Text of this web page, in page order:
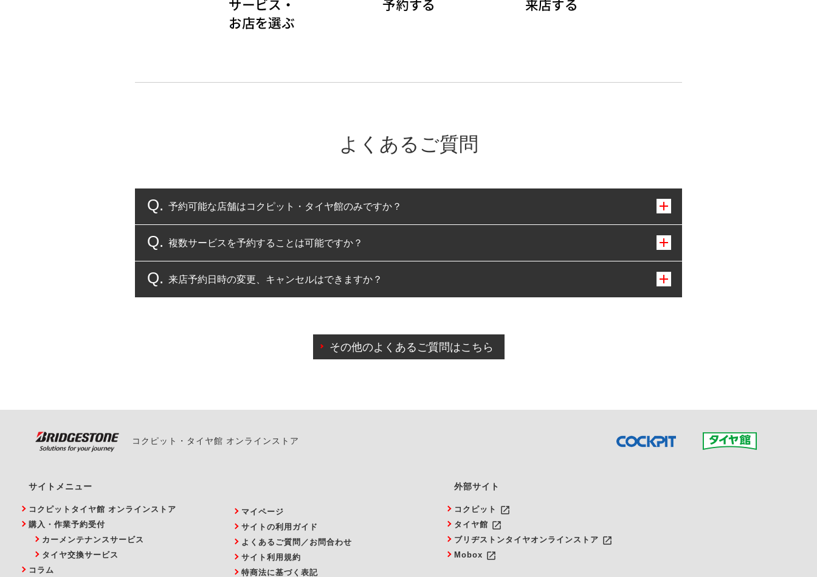
よくあるご質問
予約可能な店舗はコクピット・タイヤ館のみですか？
コクピット・タイヤ館のみとなります。
複数サービスを予約することは可能ですか？
複数サービスのご予約は可能です。
来店予約日時の変更、キャンセルはできますか？
また、やむを得ない事由によりご予約のキャンセルをご希望の際は、直接ご予約いただいた店舗へご連絡くださ
その他のよくあるご質問はこちら
コクピット・タイヤ館 オンラインストア
サイトメニュー
コクピットタイヤ館 オンラインストア
購入・作業予約受付
カーメンテナンスサービス
タイヤ交換サービス
コラム
マイページ
サイトの利用ガイド
よくあるご質問／お問合わせ
サイト利用規約
特商法に基づく表記
外部サイト
コクピット launch
タイヤ館 launch
ブリヂストンタイヤオンラインストア launch
Mobox launch